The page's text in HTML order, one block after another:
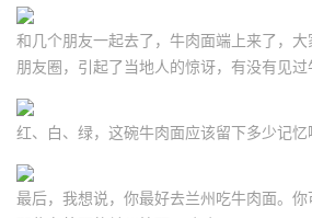
和几个朋友一起去了，牛肉面端上来了，
朋友圈，引起了当地人的惊讶，有没有见过
红、白、绿，这碗牛肉面应该留下多少记忆
最后，我想说，你最好去兰州吃牛肉面。你